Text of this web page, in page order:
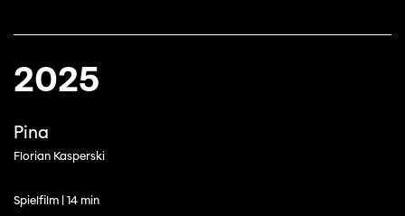
2025
Pina
Florian Kasperski
Spielfilm | 14 min